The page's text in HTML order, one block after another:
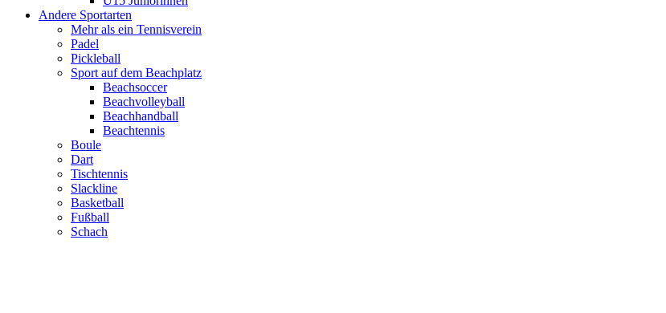
Andere Sportarten
Mehr als ein Tennisverein
Padel
Pickleball
Sport auf dem Beachplatz
Beachsoccer
Beachvolleyball
Beachhandball
Beachtennis
Boule
Dart
Tischtennis
Slackline
Basketball
Fußball
Schach